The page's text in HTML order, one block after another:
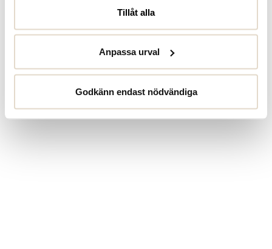
Tillåt alla
Anpassa urval
Godkänn endast nödvändiga